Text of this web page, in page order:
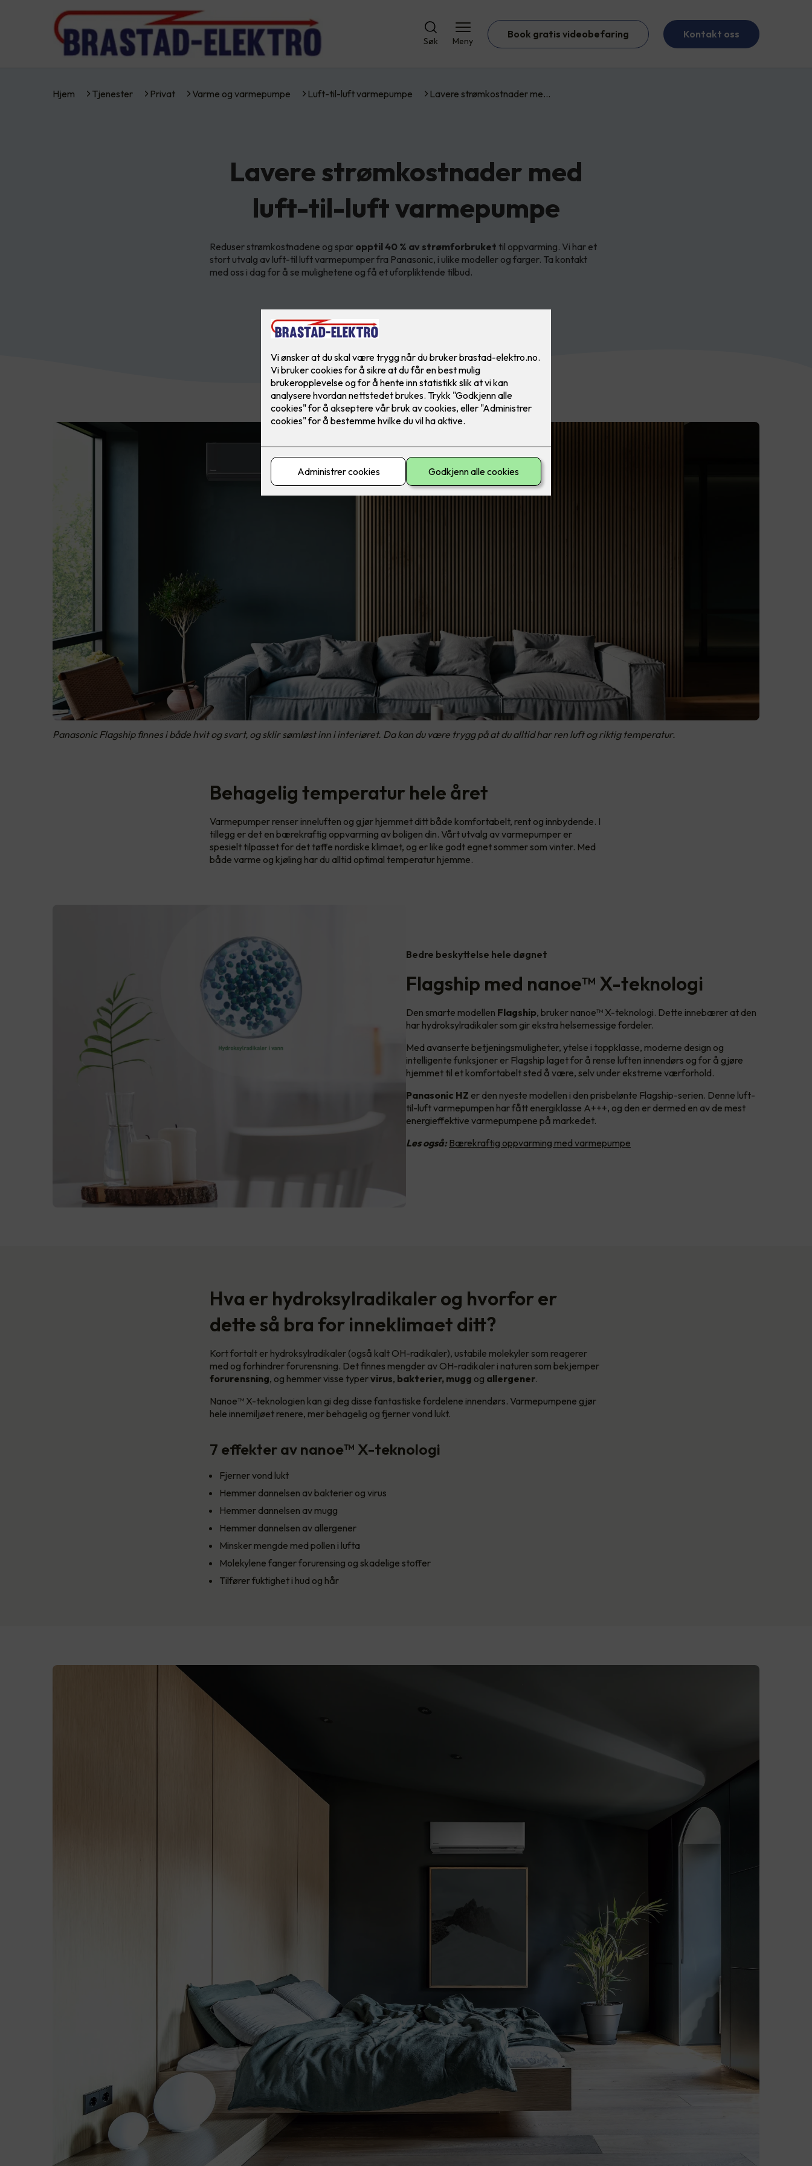
Søk Meny
Book gratis videobefaring Kontakt oss
Hjem Tjenester Privat Varme og varmepumpe Luft-til-luft varmepumpe Lavere strømkostnader me…
Lavere strømkostnader med
luft-til-luft varmepumpe
Reduser strømkostnadene og spar opptil 40 % av strømforbruket til oppvarming. Vi har et
stort utvalg av luft-til luft varmepumper fra Panasonic, i ulike modeller og farger. Ta kontakt
med oss i dag for å se mulighetene og få et uforpliktende tilbud.
Panasonic Flagship finnes i både hvit og svart, og sklir sømløst inn i interiøret. Da kan du være trygg på at du alltid har ren luft og riktig temperatur.
Behagelig temperatur hele året
Varmepumper renser inneluften og gjør hjemmet ditt både komfortabelt, rent og innbydende. I
tillegg er det en bærekraftig oppvarming av boligen din. Vårt utvalg av varmepumper er
spesielt tilpasset for det tøffe nordiske klimaet, og er like godt egnet sommer som vinter. Med
både varme og kjøling har du alltid optimal temperatur hjemme.
Bedre beskyttelse hele døgnet
Flagship med nanoe™ X-teknologi
Den smarte modellen Flagship, bruker nanoe™ X-teknologi. Dette innebærer at den
har hydroksylradikaler som gir ekstra helsemessige fordeler.
Med avanserte betjeningsmuligheter, ytelse i toppklasse, moderne design og
intelligente funksjoner er Flagship laget for å rense luften innendørs og for å gjøre
hjemmet til et komfortabelt sted å være, selv under ekstreme værforhold.
Panasonic HZ er den nyeste modellen i den prisbelønte Flagship-serien. Denne luft-
til-luft varmepumpen har fått energiklasse A+++, og den er dermed en av de mest
energieffektive varmepumpene på markedet.
Les også: Bærekraftig oppvarming med varmepumpe
Hva er hydroksylradikaler og hvorfor er
dette så bra for inneklimaet ditt?
Kort fortalt er hydroksylradikaler (også kalt OH-radikaler), ustabile molekyler som reagerer
med og forhindrer forurensning. Det finnes mengder av OH-radikaler i naturen som bekjemper
forurensning, og hemmer visse typervirus, bakterier, mugg og allergener.
Nanoe™ X-teknologien kan gi deg disse fantastiske fordelene innendørs. Varmepumpene gjør
hele innemiljøet renere, mer behagelig og fjerner vond lukt.
7 effekter av nanoe™ X-teknologi
Fjerner vond lukt
Hemmer dannelsen av bakterier og virus
Hemmer dannelsen av mugg
Hemmer dannelsen av allergener
Minsker mengde med pollen i lufta
Molekylene fanger forurensing og skadelige stoffer
Tilfører fuktighet i hud og hår